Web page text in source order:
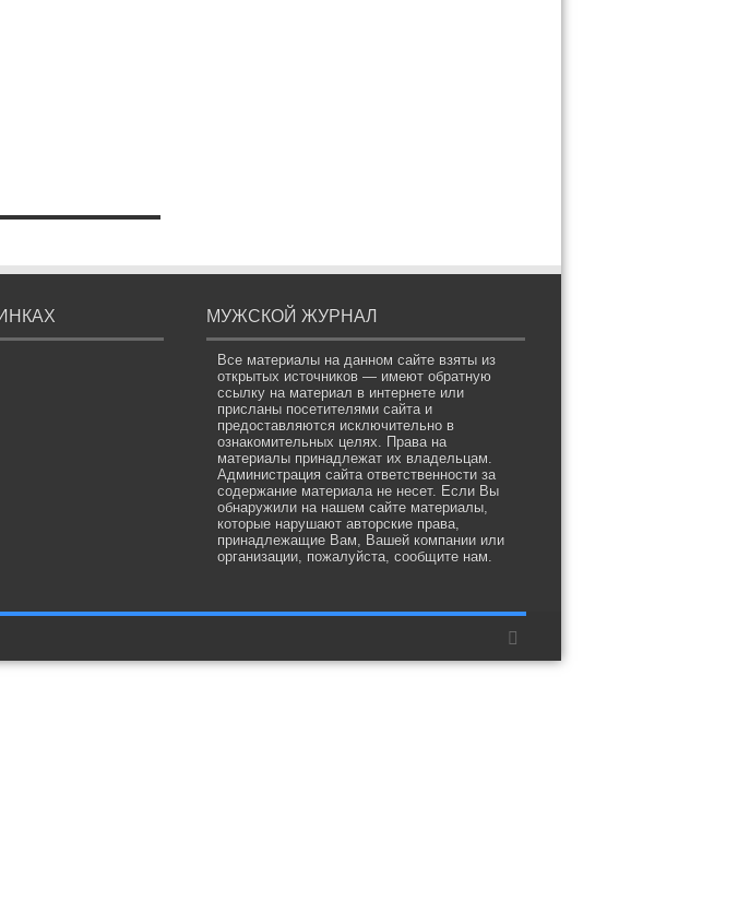
МУЖСКОЙ ЖУРНАЛ
Все материалы на данном сайте взяты из
открытых источников — имеют обратную
ссылку на материал в интернете или
присланы посетителями сайта и
предоставляются исключительно в
ознакомительных целях. Права на
материалы принадлежат их владельцам.
Администрация сайта ответственности за
содержание материала не несет. Если Вы
обнаружили на нашем сайте материалы,
которые нарушают авторские права,
принадлежащие Вам, Вашей компании или
организации, пожалуйста, сообщите нам.